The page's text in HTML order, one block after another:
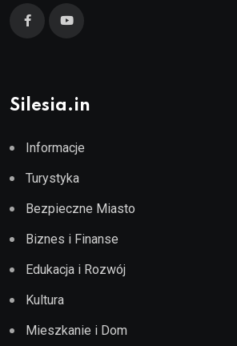
Silesia.in
Informacje
Turystyka
Bezpieczne Miasto
Biznes i Finanse
Edukacja i Rozwój
Kultura
Mieszkanie i Dom